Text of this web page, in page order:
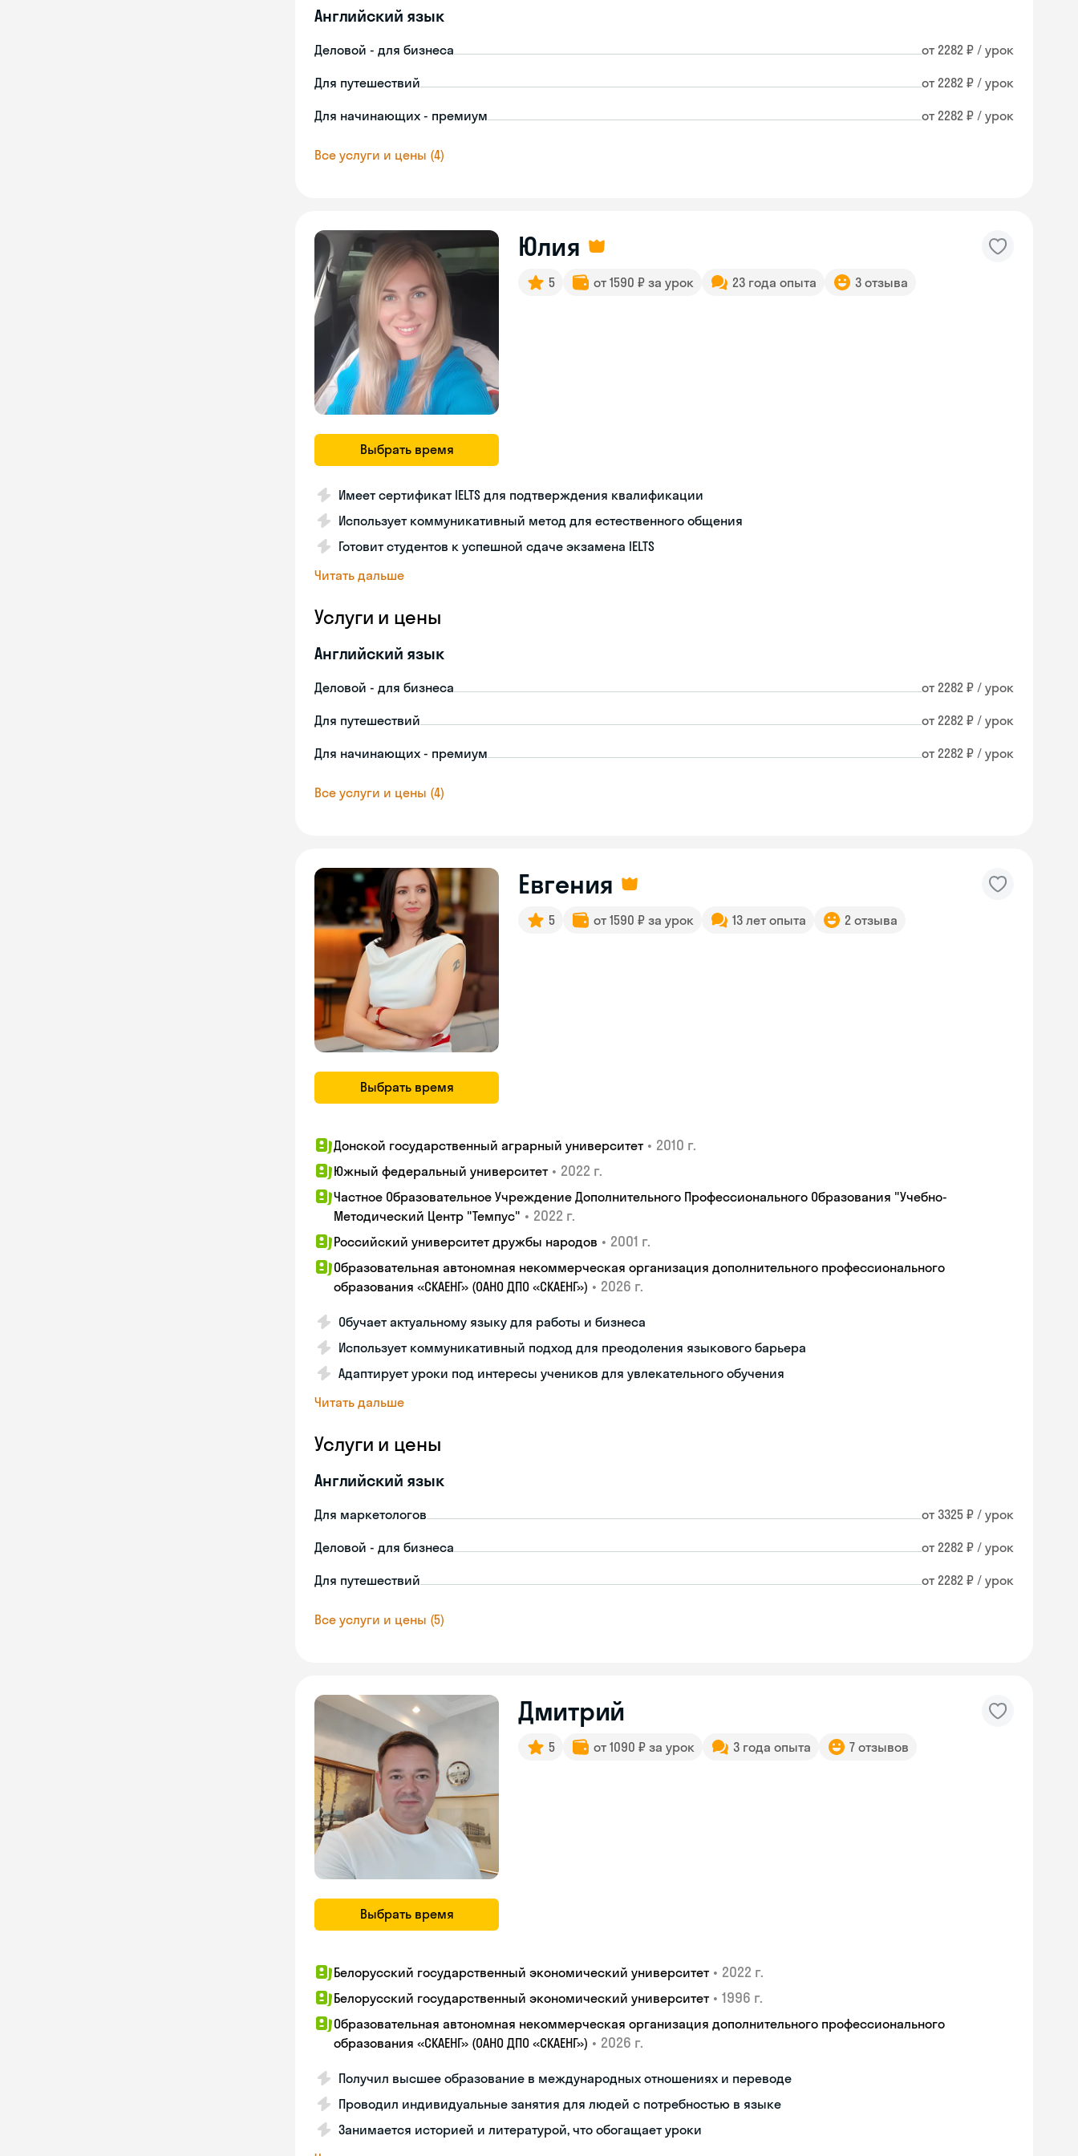
Английский язык
Деловой - для бизнеса от 2282 ₽ / урок
Для путешествий от 2282 ₽ / урок
Для начинающих - премиум от 2282 ₽ / урок
Все услуги и цены (4)
Выбрать время
Юлия
5 от 1590 ₽ за урок 23 года опыта 3 отзыва
Имеет сертификат IELTS для подтверждения квалификации
Использует коммуникативный метод для естественного общения
Готовит студентов к успешной сдаче экзамена IELTS
Читать дальше
Услуги и цены
Английский язык
Деловой - для бизнеса от 2282 ₽ / урок
Для путешествий от 2282 ₽ / урок
Для начинающих - премиум от 2282 ₽ / урок
Все услуги и цены (4)
Выбрать время
Евгения
5 от 1590 ₽ за урок 13 лет опыта 2 отзыва
Донской государственный аграрный университет • 2010 г.
Южный федеральный университет • 2022 г.
Частное Образовательное Учреждение Дополнительного Профессионального Образования "Учебно-
Методический Центр "Темпус" • 2022 г.
Российский университет дружбы народов • 2001 г.
Образовательная автономная некоммерческая организация дополнительного профессионального
образования «СКАЕНГ» (ОАНО ДПО «СКАЕНГ») • 2026 г.
Обучает актуальному языку для работы и бизнеса
Использует коммуникативный подход для преодоления языкового барьера
Адаптирует уроки под интересы учеников для увлекательного обучения
Читать дальше
Услуги и цены
Английский язык
Для маркетологов от 3325 ₽ / урок
Деловой - для бизнеса от 2282 ₽ / урок
Для путешествий от 2282 ₽ / урок
Все услуги и цены (5)
Выбрать время
Дмитрий
5 от 1090 ₽ за урок 3 года опыта 7 отзывов
Белорусский государственный экономический университет • 2022 г.
Белорусский государственный экономический университет • 1996 г.
Образовательная автономная некоммерческая организация дополнительного профессионального
образования «СКАЕНГ» (ОАНО ДПО «СКАЕНГ») • 2026 г.
Получил высшее образование в международных отношениях и переводе
Проводил индивидуальные занятия для людей с потребностью в языке
Занимается историей и литературой, что обогащает уроки